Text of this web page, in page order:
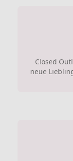
Closed
neue